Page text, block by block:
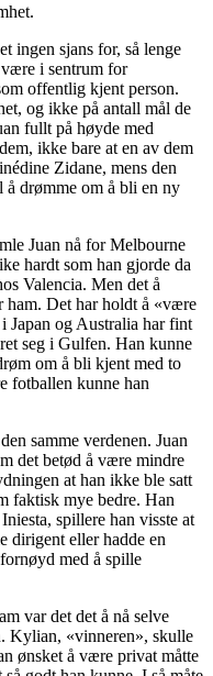
ingen sjans for, så lenge
være i sentrum for
offentlig kjent person.
og ikke på antall mål de
fullt på høyde med
ikke bare at en av dem
Zidane, mens den
å drømme om å bli en ny
Juan nå for Melbourne
hardt som han gjorde da
Valencia. Men det å
ham. Det har holdt å «være
Japan og Australia har fint
seg i Gulfen. Han kunne
om å bli kjent med to
fotballen kunne han
samme verdenen. Juan
det betød å være mindre
at han ikke ble satt
faktisk mye bedre. Han
spillere han visste at
dirigent eller hadde en
med å spille
var det det å nå selve
Kylian, «vinneren», skulle
ønsket å være privat måtte